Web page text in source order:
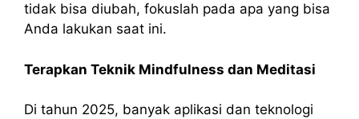
tidak bisa diubah, fokuslah pada apa yang bisa
Anda lakukan saat ini.
Terapkan Teknik Mindfulness dan Meditasi
Di tahun 2025, banyak aplikasi dan teknologi